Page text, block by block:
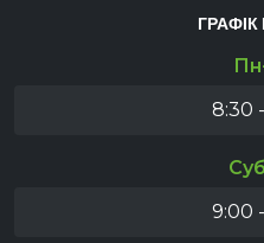
8:30
9:00